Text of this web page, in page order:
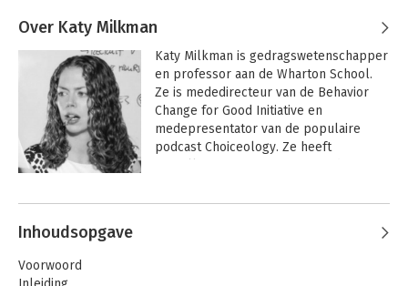
Over Katy Milkman
Katy Milkman is gedragswetenschapper
en professor aan de Wharton School.
Ze is mededirecteur van de Behavior
Change for Good Initiative en
medepresentator van de populaire
podcast Choiceology. Ze heeft
van gedragsverandering. Haar
Inhoudsopgave
Voorwoord